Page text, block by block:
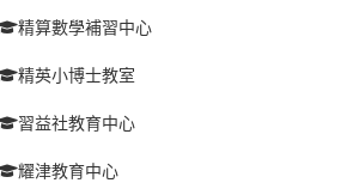
精算數學補習中心
精英小博士教室
習益社教育中心
耀津教育中心